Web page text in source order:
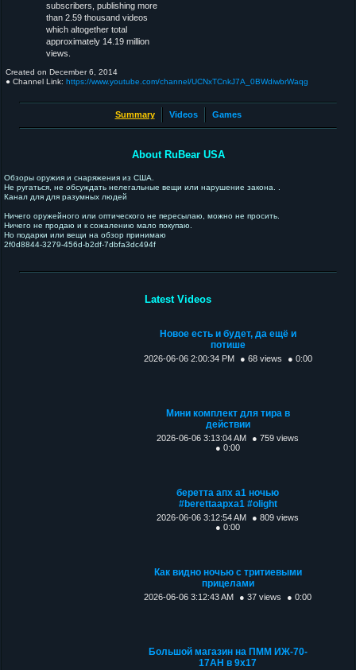
subscribers, publishing more
than 2.59 thousand videos
which altogether total
approximately 14.19 million
views.
Created on December 6, 2014
● Channel Link: https://www.youtube.com/channel/UCNxTCnkJ7A_0BWdiwbrWaqg
Summary Videos Games
About RuBear USA
Обзоры оружия и снаряжения из США.
Не ругаться, не обсуждать нелегальные вещи или нарушение закона. .
Канал для для разумных людей
Ничего оружейного или оптического не пересылаю, можно не просить.
Ничего не продаю и к сожалению мало покупаю.
Но подарки или вещи на обзор принимаю
2f0d8844-3279-456d-b2df-7dbfa3dc494f
Latest Videos
Новое есть и будет, да ещё и
потише
2026-06-06 2:00:34 PM ● 68 views ● 0:00
Мини комплект для тира в
действии
2026-06-06 3:13:04 AM
● 759 views
● 0:00
беретта апх а1 ночью
#berettaapxa1 #olight
2026-06-06 3:12:54 AM
● 809 views
● 0:00
Как видно ночью с тритиевыми
прицелами
2026-06-06 3:12:43 AM ● 37 views ● 0:00
Большой магазин на ПММ ИЖ-70-
17АН в 9х17